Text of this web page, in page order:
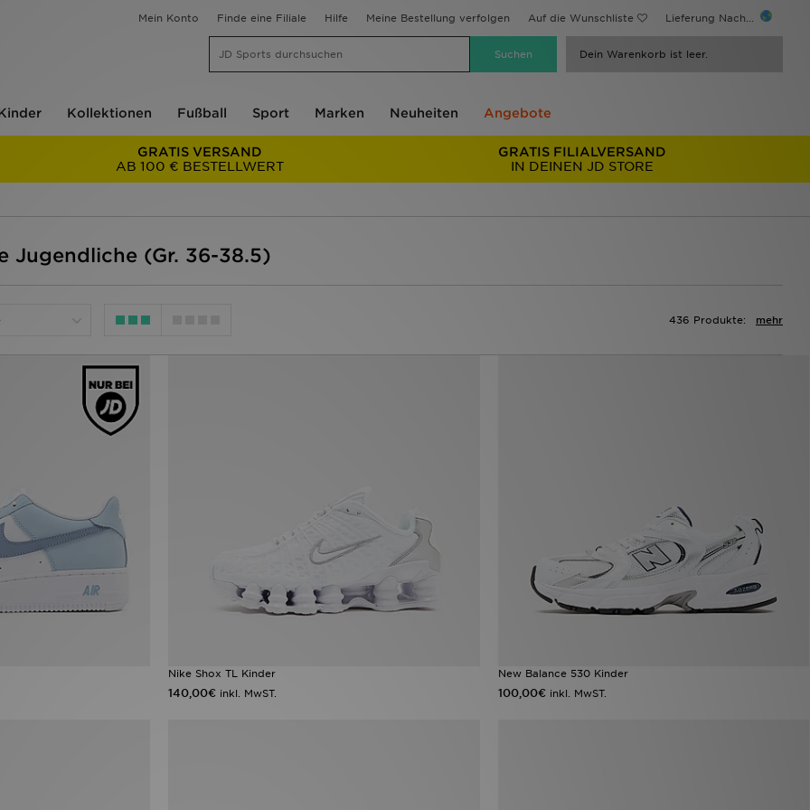
Mein Konto Finde eine Filiale Hilfe Meine Bestellung verfolgen Auf die Wunschliste Lieferung Nach...
Dein Warenkorb ist leer.
Kollektionen Fußball Sport Marken Neuheiten Angebote
GRATIS VERSAND
AB 100 € BESTELLWERT
GRATIS FILIALVERSAND
IN DEINEN JD STORE
Jugendliche (Gr. 36-38.5)
mehr
436 Produkte:
Nike Shox TL Kinder
140,00€ inkl. MwST.
New Balance 530 Kinder
100,00€ inkl. MwST.